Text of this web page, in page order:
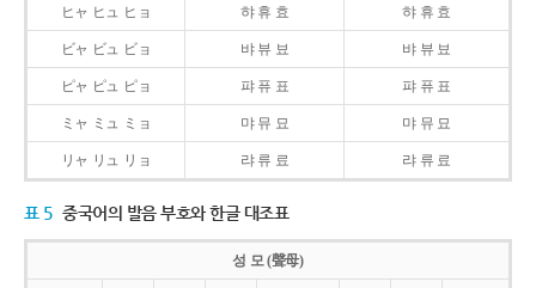
ヒャ ヒュ ヒョ 햐 휴 효 햐 휴 효
ビャ ビュ ビョ 뱌 뷰 뵤 뱌 뷰 뵤
ピャ ピュ ピョ 퍄 퓨 표 퍄 퓨 표
ミャ ミュ ミョ 먀 뮤 묘 먀 뮤 묘
リャ リュ リョ 랴 류 료 랴 류 료
표 5 중국어의 발음 부호와 한글 대조표
성 모 (聲母)